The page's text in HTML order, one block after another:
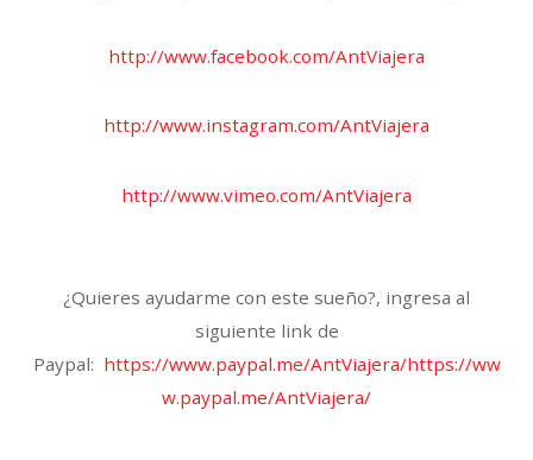
http://www.facebook.com/AntViajera
http://www.instagram.com/AntViajera
http://www.vimeo.com/AntViajera
¿Quieres ayudarme con este sueño?, ingresa al
siguiente link de
Paypal: https://www.paypal.me/AntViajera/https://ww
w.paypal.me/AntViajera/